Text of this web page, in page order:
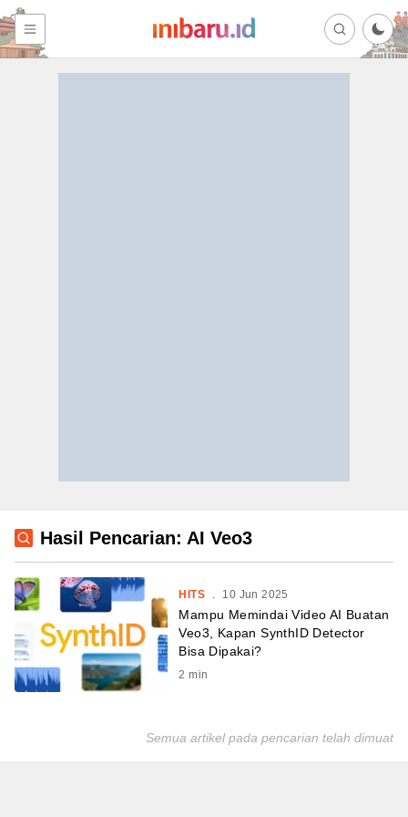
Hasil Pencarian: AI Veo3
HITS . 10 Jun 2025
Mampu Memindai Video AI Buatan
Veo3, Kapan SynthID Detector
Bisa Dipakai?
2 min
Semua artikel pada pencarian telah dimuat